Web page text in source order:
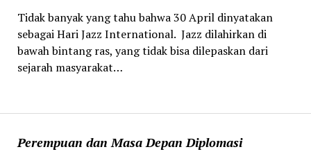
Perempuan dan Masa Depan Diplomasi
Tidak banyak yang tahu bahwa 30 April dinyatakan
sebagai Hari Jazz International. Jazz dilahirkan di
bawah bintang ras, yang tidak bisa dilepaskan dari
sejarah masyarakat…